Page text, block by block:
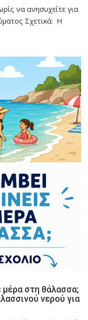
να ανησυχείτε για
Σχετικά: Η
μέρα στη θάλασσα;
νερού για